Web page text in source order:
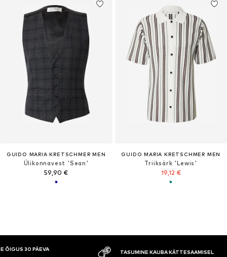
GUIDO MARIA KRETSCHMER MEN
Ülikonnavest 'Sean'
59,90 €
GUIDO MARIA KRETSCHMER MEN
Triiksärk 'Lewis'
19,12 €
ÕIGUS 30 PÄEVA TASUMINE KAUBA KÄTTESAAMISEL